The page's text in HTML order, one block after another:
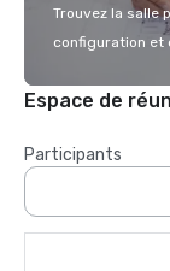
Trouvez la salle
configuration et
Espace de
Participants